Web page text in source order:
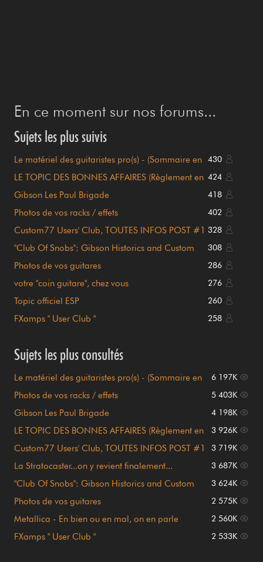
En ce moment sur nos forums...
Sujets les plus suivis
Le matériel des guitaristes pro(s) - (Sommaire en
430
LE TOPIC DES BONNES AFFAIRES (Règlement en 424
Gibson Les Paul Brigade 418
Photos de vos racks / effets 402
Custom77 Users' Club, TOUTES INFOS POST #1 328
"Club Of Snobs": Gibson Historics and Custom
308
Photos de vos guitares 286
votre "coin guitare", chez vous 276
Topic officiel ESP 260
FXamps " User Club " 258
Sujets les plus consultés
Le matériel des guitaristes pro(s) - (Sommaire en
6 197K
Photos de vos racks / effets 5 403K
Gibson Les Paul Brigade 4 198K
LE TOPIC DES BONNES AFFAIRES (Règlement en
3 926K
Custom77 Users' Club, TOUTES INFOS POST #1
3 719K
La Stratocaster...on y revient finalement... 3 687K
"Club Of Snobs": Gibson Historics and Custom
3 624K
Photos de vos guitares 2 575K
Metallica - En bien ou en mal, on en parle 2 560K
FXamps " User Club " 2 533K